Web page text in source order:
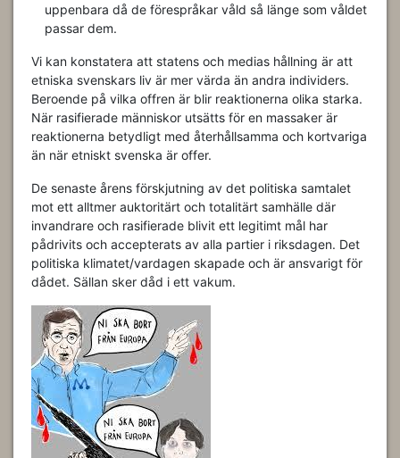
uppenbara då de förespråkar våld så länge som våldet
passar dem.
Vi kan konstatera att statens och medias hållning är att
etniska svenskars liv är mer värda än andra individers.
Beroende på vilka offren är blir reaktionerna olika starka.
När rasifierade människor utsätts för en massaker är
reaktionerna betydligt med återhållsamma och kortvariga
än när etniskt svenska är offer.
De senaste årens förskjutning av det politiska samtalet
mot ett alltmer auktoritärt och totalitärt samhälle där
invandrare och rasifierade blivit ett legitimt mål har
pådrivits och accepterats av alla partier i riksdagen. Det
politiska klimatet/vardagen skapade och är ansvarigt för
dådet. Sällan sker dåd i ett vakum.